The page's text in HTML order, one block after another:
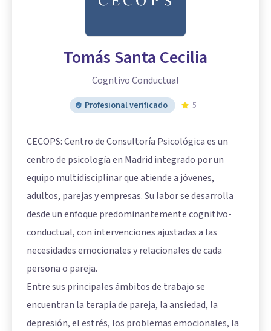
Tomás Santa Cecilia
Cogntivo Conductual
Profesional verificado 5
CECOPS: Centro de Consultoría Psicológica es un
centro de psicología en Madrid integrado por un
equipo multidisciplinar que atiende a jóvenes,
adultos, parejas y empresas. Su labor se desarrolla
desde un enfoque predominantemente cognitivo-
conductual, con intervenciones ajustadas a las
necesidades emocionales y relacionales de cada
persona o pareja.
Entre sus principales ámbitos de trabajo se
encuentran la terapia de pareja, la ansiedad, la
depresión, el estrés, los problemas emocionales, la